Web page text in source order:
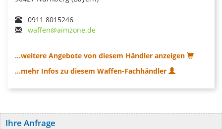
0911 8015246
waffen@aimzone.de
...weitere Angebote von diesem Händler anzeigen
...mehr Infos zu diesem Waffen-Fachhändler
Ihre Anfrage